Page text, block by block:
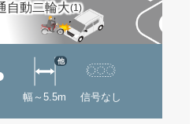
自動二輪大(1)
幅～5.5m
他
信号なし